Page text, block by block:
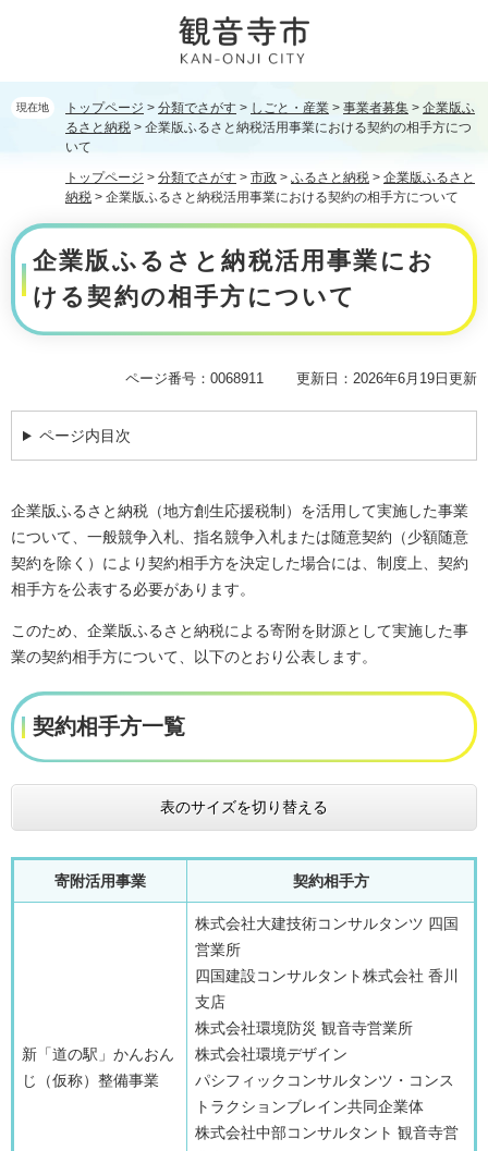
文
現在地 トップページ > 分類でさがす > しごと・産業 > 事業者募集 > 企業版ふ
るさと納税 > 企業版ふるさと納税活用事業における契約の相手方につ
いて
トップページ > 分類でさがす > 市政 > ふるさと納税 > 企業版ふるさと
納税 > 企業版ふるさと納税活用事業における契約の相手方について
本
文
企業版ふるさと納税活用事業にお
ける契約の相手方について
ページ番号：0068911 更新日：2026年6月19日更新
ページ内目次
企業版ふるさと納税（地方創生応援税制）を活用して実施した事業
について、一般競争入札、指名競争入札または随意契約（少額随意
契約を除く）により契約相手方を決定した場合には、制度上、契約
相手方を公表する必要があります。
このため、企業版ふるさと納税による寄附を財源として実施した事
業の契約相手方について、以下のとおり公表します。
契約相手方一覧
表のサイズを切り替える
寄附活用事業 契約相手方
新「道の駅」かんおん
じ（仮称）整備事業
株式会社大建技術コンサルタンツ 四国
営業所
​四国建設コンサルタント株式会社 香川
支店
​株式会社環境防災 観音寺営業所
​株式会社環境デザイン
​パシフィックコンサルタンツ・コンス
トラクションブレイン共同企業体
​株式会社中部コンサルタント 観音寺営